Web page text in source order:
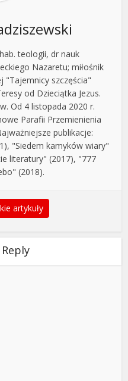
teologii, dr nauk
Nazaretu; miłośnik
"Tajemnicy szczęścia"
od Dzieciątka Jezus.
Od 4 listopada 2020 r.
Parafii Przemienienia
publikacje:
"Siedem kamyków wiary"
literatury" (2017), "777
(2018).
artykuły